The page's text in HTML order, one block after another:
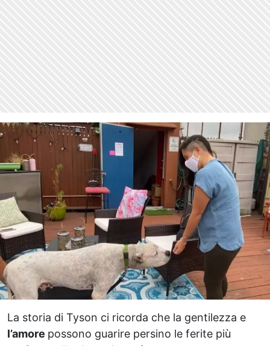
La storia di Tyson ci ricorda che la gentilezza e
l’amore possono guarire persino le ferite più